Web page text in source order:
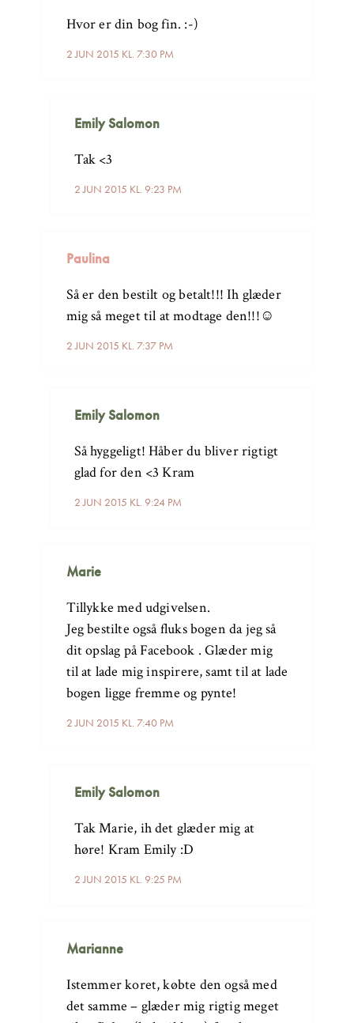
2 JUN 2015 KL. 7:30 PM
Hvor er din bog fin. :-)
Emily Salomon
2 JUN 2015 KL. 9:23 PM
Tak <3
Paulina
2 JUN 2015 KL. 7:37 PM
Så er den bestilt og betalt!!! Ih glæder
mig så meget til at modtage den!!!☺️
Emily Salomon
2 JUN 2015 KL. 9:24 PM
Så hyggeligt! Håber du bliver rigtigt
glad for den <3 Kram
Marie
2 JUN 2015 KL. 7:40 PM
Tillykke med udgivelsen.
Jeg bestilte også fluks bogen da jeg så
dit opslag på Facebook . Glæder mig
til at lade mig inspirere, samt til at lade
bogen ligge fremme og pynte!
Emily Salomon
2 JUN 2015 KL. 9:25 PM
Tak Marie, ih det glæder mig at
høre! Kram Emily :D
Marianne
Istemmer koret, købte den også med
det samme – glæder mig rigtig meget